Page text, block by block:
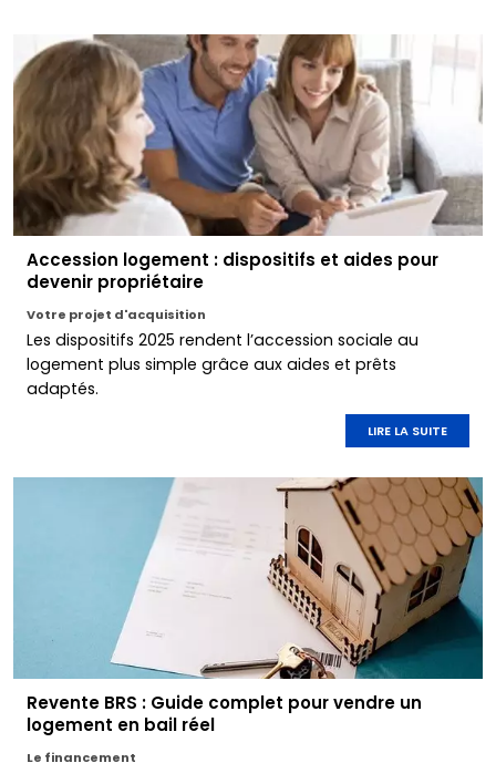
Accession logement : dispositifs et aides pour
devenir propriétaire
Votre projet d'acquisition
Les dispositifs 2025 rendent l’accession sociale au
logement plus simple grâce aux aides et prêts
adaptés.
LIRE LA SUITE
Revente BRS : Guide complet pour vendre un
logement en bail réel
Le financement